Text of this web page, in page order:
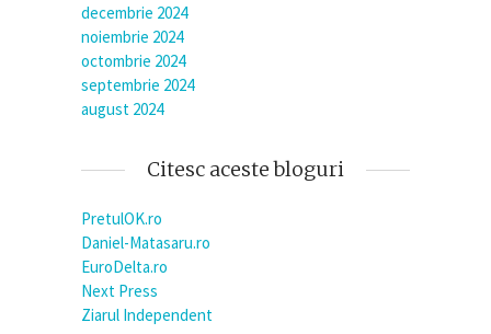
decembrie 2024
noiembrie 2024
octombrie 2024
septembrie 2024
august 2024
Citesc aceste bloguri
PretulOK.ro
Daniel-Matasaru.ro
EuroDelta.ro
Next Press
Ziarul Independent